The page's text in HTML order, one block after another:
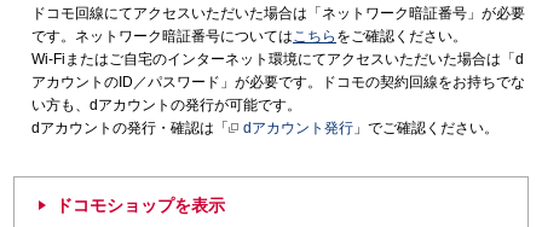
ドコモ回線にてアクセスいただいた場合は「ネットワーク暗証番号」が必要
です。ネットワーク暗証番号についてはこちら をご確認ください。
Wi-Fiまたはご自宅のインターネット環境にてアクセスいただいた場合は「d
アカウントのID／パスワード」が必要です。ドコモの契約回線をお持ちでな
い方も、dアカウントの発行が可能です。
dアカウントの発行・確認は「
dアカウント発行 」でご確認ください。
ドコモショップを表示